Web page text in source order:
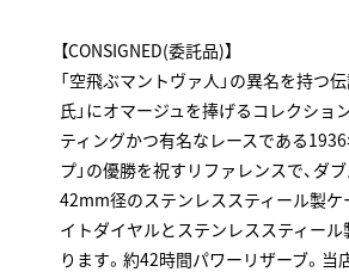
【CONSIGNED(委託品)】
「空飛ぶマントヴァ人」の異名を持つ
氏」にオマージュを捧げるコレクショ
ティングかつ有名なレースである1936
プ」の優勝を祝すリファレンスで、ダ
42mm径のステンレススティール製ケ
イトダイヤルとステンレススティー
ります。約42時間パワーリザーブ。当